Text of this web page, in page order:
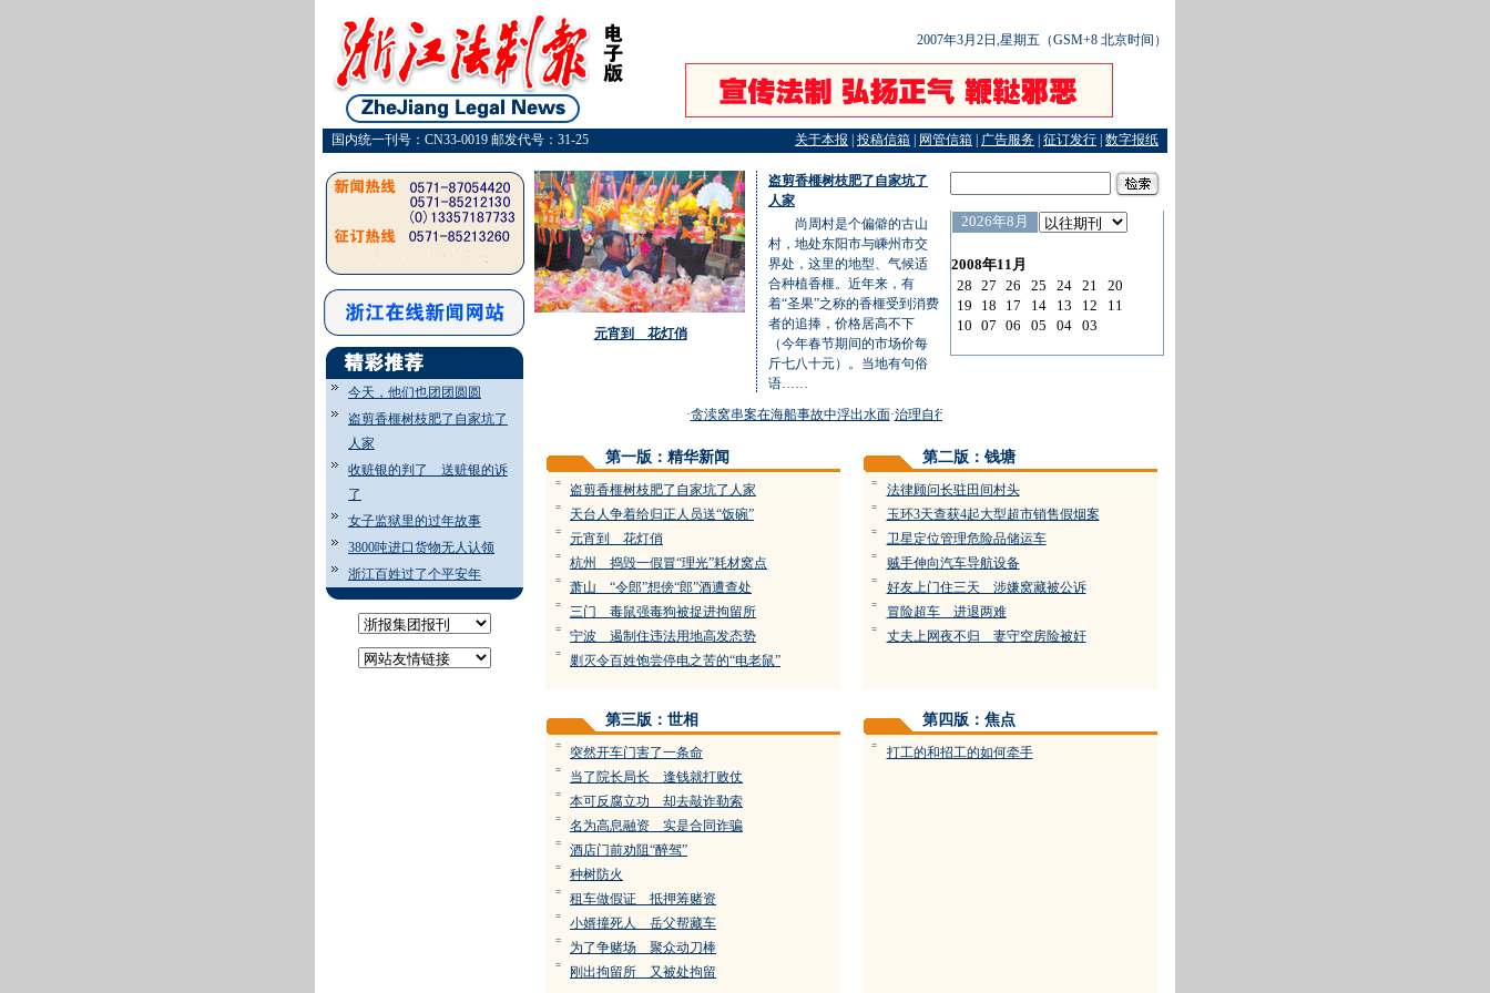
2007年3月2日,星期五（GSM+8 北京时间）
国内统一刊号：CN33-0019 邮发代号：31-25 关于本报 投稿信箱 网管信箱 广告服务 征订发行 数字报纸
今天，他们也团团圆圆
盗剪香榧树枝肥了自家坑了
人家
收赃银的判了 送赃银的诉
了
女子监狱里的过年故事
3800吨进口货物无人认领
浙江百姓过了个平安年
元宵到 花灯俏
盗剪香榧树枝肥了自家坑了
人家
尚周村是个偏僻的古山
村，地处东阳市与嵊州市交
界处，这里的地型、气候适
合种植香榧。近年来，有
着“圣果”之称的香榧受到消费
者的追捧，价格居高不下
（今年春节期间的市场价每
斤七八十元）。当地有句俗
语……
贪渎窝串案在海船事故中浮出水面·治理自行车被盗从末端走向源头
第一版：精华新闻
= 盗剪香榧树枝肥了自家坑了人家
= 天台人争着给归正人员送“饭碗”
= 元宵到 花灯俏
= 杭州 捣毁一假冒“理光”耗材窝点
= 萧山 “令郎”想傍“郎”酒遭查处
= 三门 毒鼠强毒狗被捉进拘留所
= 宁波 遏制住违法用地高发态势
= 剿灭令百姓饱尝停电之苦的“电老鼠”
第二版：钱塘
= 法律顾问长驻田间村头
= 玉环3天查获4起大型超市销售假烟案
= 卫星定位管理危险品储运车
= 贼手伸向汽车导航设备
= 好友上门住三天 涉嫌窝藏被公诉
= 冒险超车 进退两难
= 丈夫上网夜不归 妻守空房险被奸
第三版：世相
= 突然开车门害了一条命
= 当了院长局长 逢钱就打败仗
= 本可反腐立功 却去敲诈勒索
= 名为高息融资 实是合同诈骗
= 酒店门前劝阻“醉驾”
= 种树防火
= 租车做假证 抵押筹赌资
= 小婿撞死人 岳父帮藏车
= 为了争赌场 聚众动刀棒
= 刚出拘留所 又被处拘留
第四版：焦点
= 打工的和招工的如何牵手